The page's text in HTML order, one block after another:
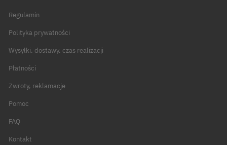
Regulamin
Polityka prywatności
Wysyłki, dostawy, czas realizacji
Płatności
Zwroty, reklamacje
Pomoc
FAQ
Kontakt